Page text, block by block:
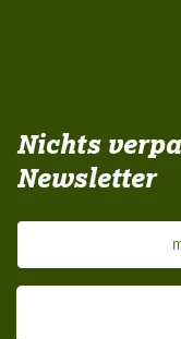
Nichts
Newsletter